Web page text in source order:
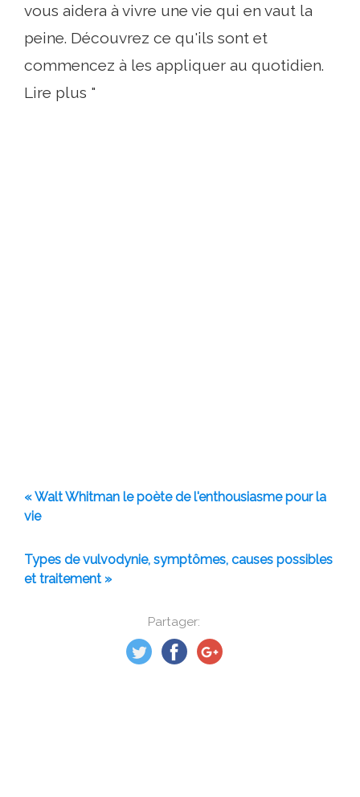
Partager:
vous aidera à vivre une vie qui en vaut la
peine. Découvrez ce qu'ils sont et
commencez à les appliquer au quotidien.
Lire plus "
« Walt Whitman le poète de l'enthousiasme pour la
vie
Types de vulvodynie, symptômes, causes possibles
et traitement »